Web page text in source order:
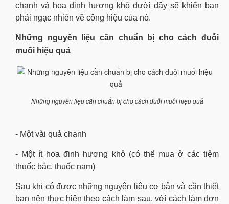
chanh và hoa đinh hương khô dưới đây sẽ khiến bạn
phải ngạc nhiên về công hiệu của nó.
Những nguyên liệu cần chuẩn bị cho cách đuỗi
muối hiệu quả
Những nguyên liệu cần chuẩn bị cho cách đuỗi muối hiệu quả
- Một vài quả chanh
- Một ít hoa đinh hương khô (có thể mua ở các tiệm
thuốc bắc, thuốc nam)
Sau khi có được những nguyên liệu cơ bản và cần thiết
bạn nên thực hiện theo cách làm sau, với cách làm đơn